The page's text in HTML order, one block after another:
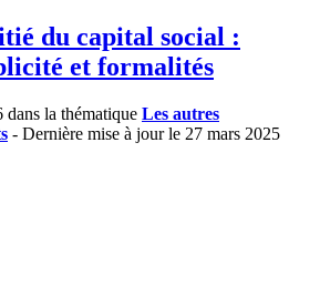
du capital social :
et formalités
la thématique Les autres
- Dernière mise à jour le 27 mars 2025